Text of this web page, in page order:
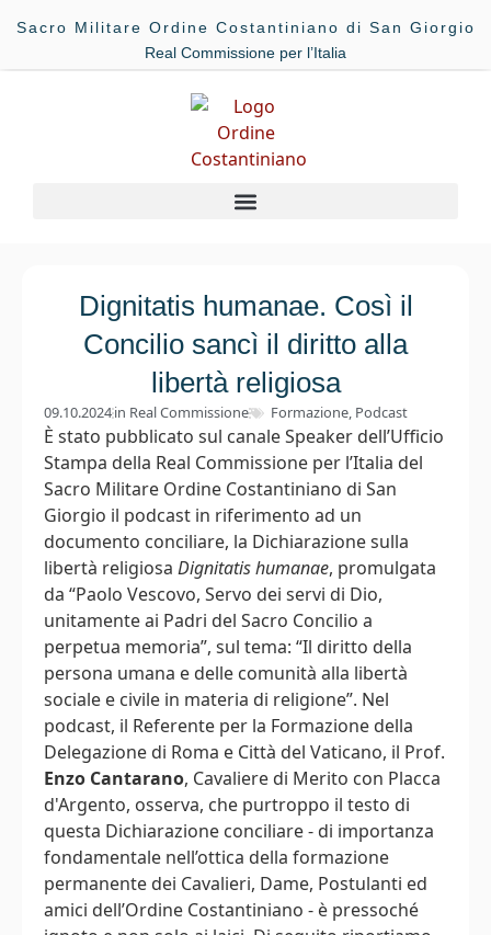
Sacro Militare Ordine Costantiniano di San Giorgio
Real Commissione per l’Italia
Dignitatis humanae. Così il
Concilio sancì il diritto alla
libertà religiosa
09.10.2024in Real Commissione Formazione, Podcast
È stato pubblicato sul canale Speaker dell’Ufficio
Stampa della Real Commissione per l’Italia del
Sacro Militare Ordine Costantiniano di San
Giorgio il podcast in riferimento ad un
documento conciliare, la Dichiarazione sulla
libertà religiosa Dignitatis humanae, promulgata
da “Paolo Vescovo, Servo dei servi di Dio,
unitamente ai Padri del Sacro Concilio a
perpetua memoria”, sul tema: “Il diritto della
persona umana e delle comunità alla libertà
sociale e civile in materia di religione”. Nel
podcast, il Referente per la Formazione della
Delegazione di Roma e Città del Vaticano, il Prof.
Enzo Cantarano, Cavaliere di Merito con Placca
d'Argento, osserva, che purtroppo il testo di
questa Dichiarazione conciliare - di importanza
fondamentale nell’ottica della formazione
permanente dei Cavalieri, Dame, Postulanti ed
amici dell’Ordine Costantiniano - è pressoché